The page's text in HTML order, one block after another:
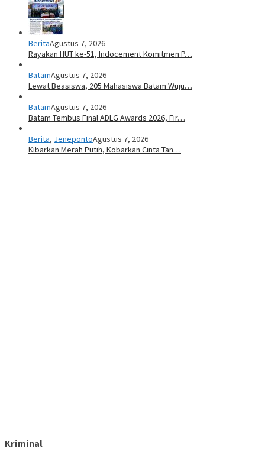
BeritaAgustus 7, 2026
Rayakan HUT ke-51, Indocement Komitmen P…
BatamAgustus 7, 2026
Lewat Beasiswa, 205 Mahasiswa Batam Wuju…
BatamAgustus 7, 2026
Batam Tembus Final ADLG Awards 2026, Fir…
Berita, JenepontoAgustus 7, 2026
Kibarkan Merah Putih, Kobarkan Cinta Tan…
Kriminal